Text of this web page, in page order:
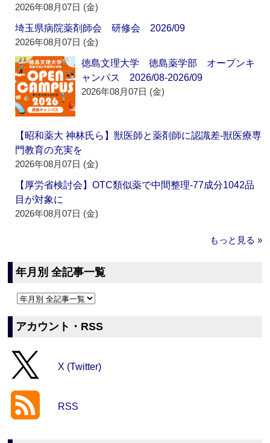
2026年08月07日 (金)
埼玉県病院薬剤師会 研修会 2026/09
2026年08月07日 (金)
徳島文理大学 徳島薬学部 オープンキ
ャンパス 2026/08-2026/09
2026年08月07日 (金)
【昭和薬大 神林氏ら】獣医師と薬剤師に認識差‐獣医療専
門教育の充実を
2026年08月07日 (金)
【厚労省検討会】OTC類似薬で中間整理‐77成分1042品
目が対象に
2026年08月07日 (金)
もっと見る »
年月別 全記事一覧
アカウント・RSS
X (Twitter)
RSS